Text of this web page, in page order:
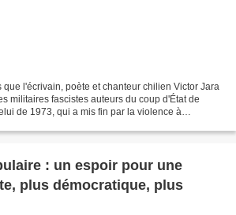
que l'écrivain, poète et chanteur chilien Victor Jara
militaires fascistes auteurs du coup d'État de
de 1973, qui a mis fin par la violence à
: un espoir pour une
plus démocratique, plus